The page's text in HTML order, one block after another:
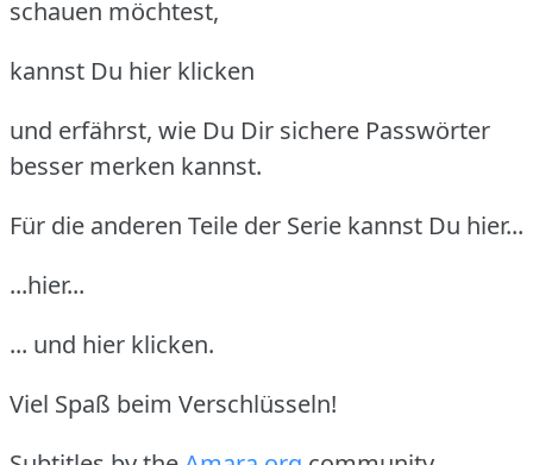
schauen möchtest,
kannst Du hier klicken
und erfährst, wie Du Dir sichere Passwörter
besser merken kannst.
Für die anderen Teile der Serie kannst Du hier...
...hier...
... und hier klicken.
Viel Spaß beim Verschlüsseln!